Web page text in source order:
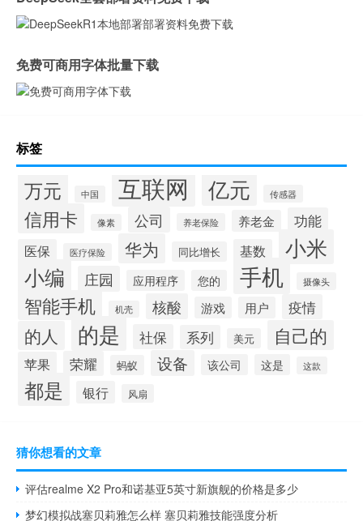
免费可商用字体批量下载
标签
万元 中国 互联网 亿元 传感器
信用卡 像素 公司 养老保险 养老金 功能
医保 医疗保险 华为 同比增长 基数 小米
小编 庄园 应用程序 您的 手机 摄像头
智能手机 机壳 核酸 游戏 用户 疫情
的人 的是 社保 系列 美元 自己的
苹果 荣耀 蚂蚁 设备 该公司 这是 这款
都是 银行 风扇
猜你想看的文章
评估realme X2 Pro和诺基亚5英寸新旗舰的价格是多少
梦幻模拟战塞贝莉雅怎么样 塞贝莉雅技能强度分析